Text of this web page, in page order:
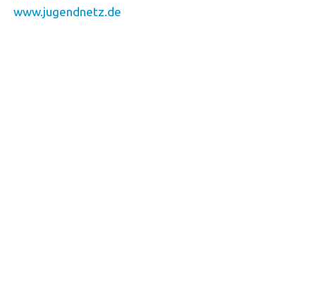
www.jugendnetz.de